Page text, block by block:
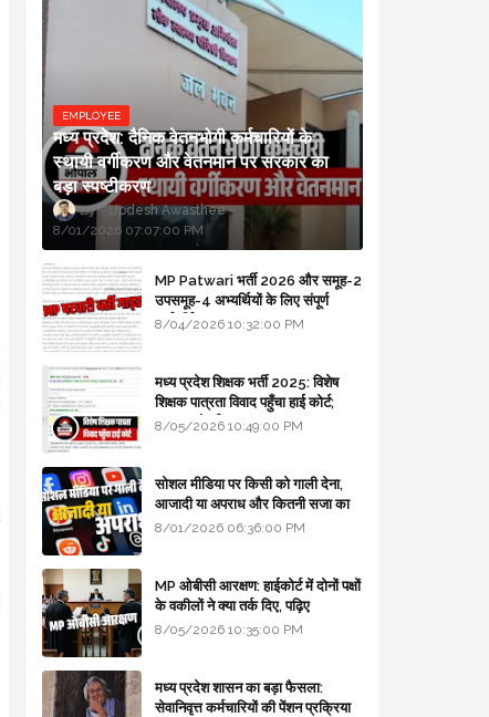
EMPLOYEE
मध्य प्रदेश: दैनिक वेतनभोगी कर्मचारियों के
स्थायी वर्गीकरण और वेतनमान पर सरकार का
बड़ा स्पष्टीकरण
Updesh Awasthee
8/01/2026 07:07:00 PM
MP Patwari भर्ती 2026 और समूह-2
उपसमूह-4 अभ्यर्थियों के लिए संपूर्ण
मार्गदर्शिका
8/04/2026 10:32:00 PM
मध्य प्रदेश शिक्षक भर्ती 2025: विशेष
शिक्षक पात्रता विवाद पहुँचा हाई कोर्ट;
सरकार से माँगा जवाब
8/05/2026 10:49:00 PM
सोशल मीडिया पर किसी को गाली देना,
आजादी या अपराध और कितनी सजा का
प्रावधान - free legal advice
8/01/2026 06:36:00 PM
MP ओबीसी आरक्षण: हाईकोर्ट में दोनों पक्षों
के वकीलों ने क्या तर्क दिए, पढ़िए
8/05/2026 10:35:00 PM
मध्य प्रदेश शासन का बड़ा फैसला:
सेवानिवृत्त कर्मचारियों की पेंशन प्रक्रिया